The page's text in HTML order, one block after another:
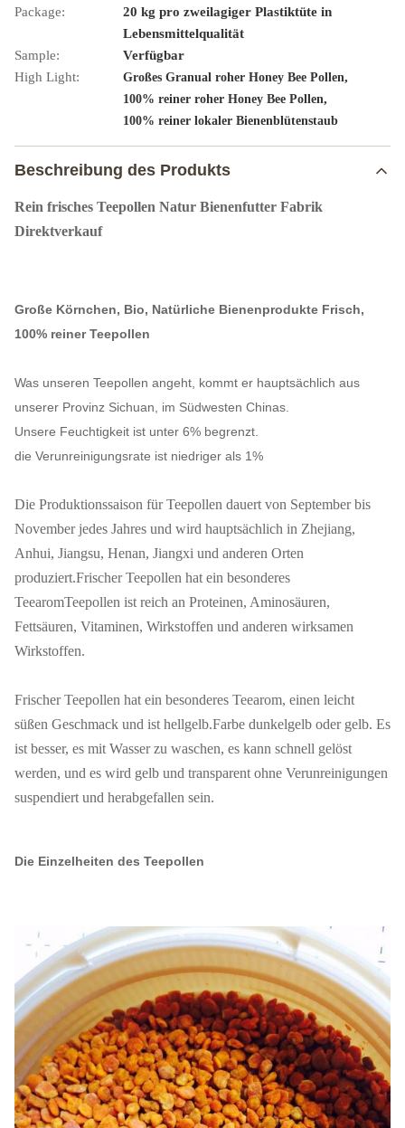
Package:
20 kg pro zweilagiger Plastiktüte in
Lebensmittelqualität
Sample:
Verfügbar
High Light:
Großes Granual roher Honey Bee Pollen,
100% reiner roher Honey Bee Pollen,
100% reiner lokaler Bienenblütenstaub
Beschreibung des Produkts
Rein frisches Teepollen Natur Bienenfutter Fabrik
Direktverkauf
Große Körnchen, Bio, Natürliche Bienenprodukte Frisch,
100% reiner Teepollen
Was unseren Teepollen angeht, kommt er hauptsächlich aus
unserer Provinz Sichuan, im Südwesten Chinas.
Unsere Feuchtigkeit ist unter 6% begrenzt.
die Verunreinigungsrate ist niedriger als 1%
Die Produktionssaison für Teepollen dauert von September bis
November jedes Jahres und wird hauptsächlich in Zhejiang,
Anhui, Jiangsu, Henan, Jiangxi und anderen Orten
produziert.Frischer Teepollen hat ein besonderes
TeearomTeepollen ist reich an Proteinen, Aminosäuren,
Fettsäuren, Vitaminen, Wirkstoffen und anderen wirksamen
Wirkstoffen.
Frischer Teepollen hat ein besonderes Teearom, einen leicht
süßen Geschmack und ist hellgelb.Farbe dunkelgelb oder gelb. Es
ist besser, es mit Wasser zu waschen, es kann schnell gelöst
werden, und es wird gelb und transparent ohne Verunreinigungen
suspendiert und herabgefallen sein.
Die Einzelheiten des Teepollen